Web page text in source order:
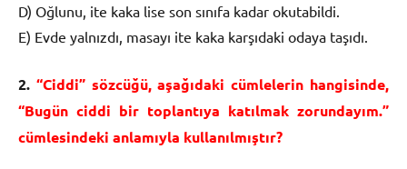
D) Oğlunu, ite kaka lise son sınıfa kadar okutabildi.
E) Evde yalnızdı, masayı ite kaka karşıdaki odaya taşıdı.
2. “Ciddi” sözcüğü, aşağıdaki cümlelerin hangisinde,
“Bugün ciddi bir toplantıya katılmak zorundayım.”
cümlesindeki anlamıyla kullanılmıştır?